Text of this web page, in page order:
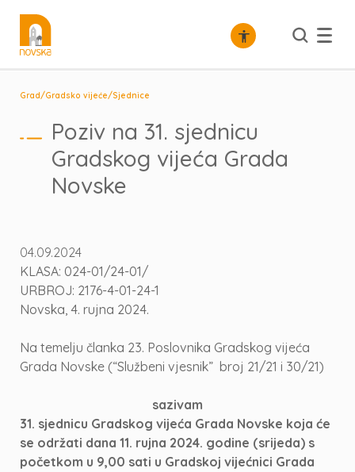
Grad/Gradsko vijeće/Sjednice
Poziv na 31. sjednicu
Gradskog vijeća Grada
Novske
04.09.2024
KLASA: 024-01/24-01/
URBROJ: 2176-4-01-24-1
Novska, 4. rujna 2024.
Na temelju članka 23. Poslovnika Gradskog vijeća
Grada Novske (“Službeni vjesnik” broj 21/21 i 30/21)
sazivam
31. sjednicu Gradskog vijeća Grada Novske koja će
se održati dana 11. rujna 2024. godine (srijeda) s
početkom u 9,00 sati u Gradskoj vijećnici Grada